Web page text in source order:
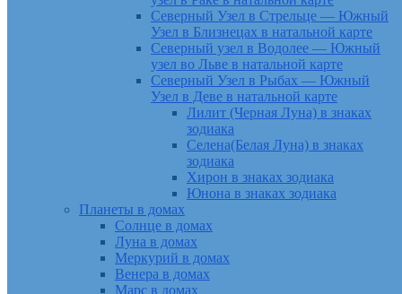
Северный Узел в Стрельце — Южный
Узел в Близнецах в натальной карте
Северный узел в Водолее — Южный
узел во Льве в натальной карте
Северный Узел в Рыбах — Южный
Узел в Деве в натальной карте
Лилит (Черная Луна) в знаках
зодиака
Селена(Белая Луна) в знаках
зодиака
Хирон в знаках зодиака
Юнона в знаках зодиака
Планеты в домах
Солнце в домах
Луна в домах
Меркурий в домах
Венера в домах
Марс в домах